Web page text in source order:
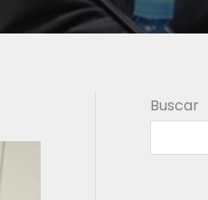
Buscar